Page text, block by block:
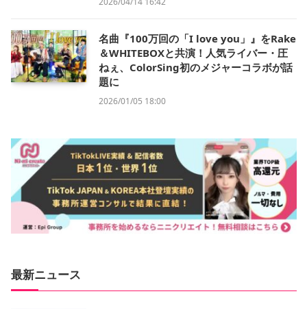
名曲『100万回の「I love you」』をRake
＆WHITEBOXと共演！人気ライバー・圧
ねぇ、ColorSing初のメジャーコラボが話
題に
2026/01/05 18:00
最新ニュース